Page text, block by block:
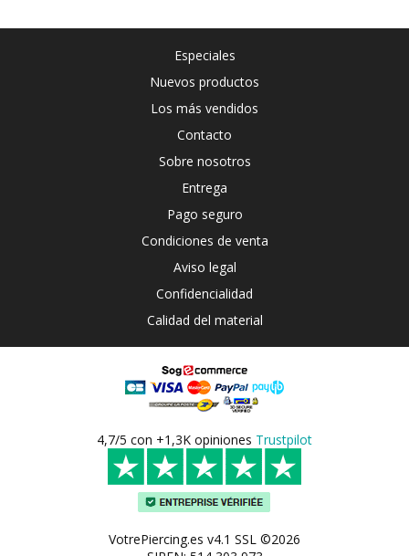
Especiales
Nuevos productos
Los más vendidos
Contacto
Sobre nosotros
Entrega
Pago seguro
Condiciones de venta
Aviso legal
Confidencialidad
Calidad del material
4,7/5 con +1,3K opiniones Trustpilot
VotrePiercing.es v4.1 SSL ©2026